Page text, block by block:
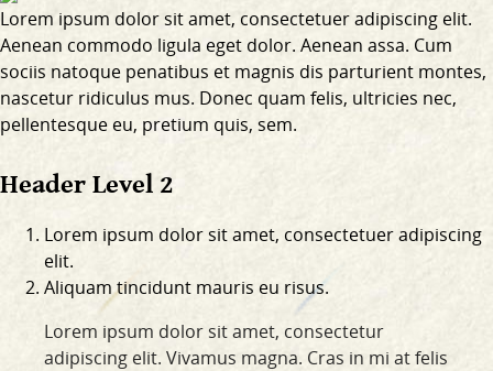
Lorem ipsum dolor sit amet, consectetuer adipiscing elit.
Aenean commodo ligula eget dolor. Aenean assa. Cum
sociis natoque penatibus et magnis dis parturient montes,
nascetur ridiculus mus. Donec quam felis, ultricies nec,
pellentesque eu, pretium quis, sem.
Header Level 2
Lorem ipsum dolor sit amet, consectetuer adipiscing
elit.
Aliquam tincidunt mauris eu risus.
Lorem ipsum dolor sit amet, consectetur
adipiscing elit. Vivamus magna. Cras in mi at felis